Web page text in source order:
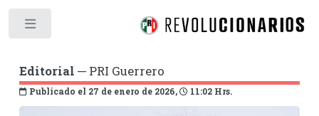
Editorial ─ PRI Guerrero
Publicado el 27 de enero de 2026, 11:02 Hrs.